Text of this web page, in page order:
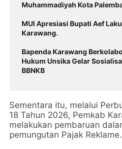
Muhammadiyah Kota
MUI Apresiasi Bupati Aef
Karawang.
Bapenda Karawang
Hukum Unsika Gelar
BBNKB
Sementara itu, melalui
18 Tahun 2026, Pemkab
melakukan pembaruan
pemungutan Pajak Reklame.